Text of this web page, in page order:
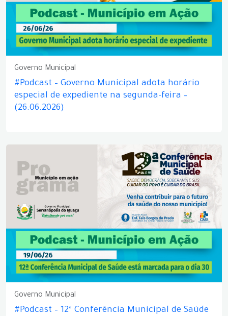
Governo Municipal
#Podcast – Governo Municipal adota horário
especial de expediente na segunda-feira –
(26.06.2026)
Governo Municipal
#Podcast – 12ª Conferência Municipal de Saúde